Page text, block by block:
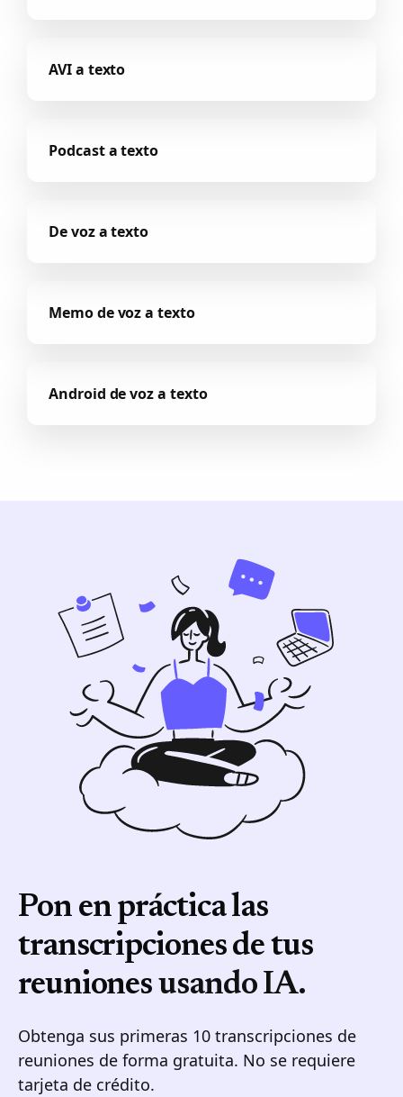
AVI a texto
Podcast a texto
De voz a texto
Memo de voz a texto
Android de voz a texto
Pon en práctica las
transcripciones de tus
reunionesusando IA.
Obtenga sus primeras 10 transcripciones de
reuniones de forma gratuita. No se requiere
tarjeta de crédito.